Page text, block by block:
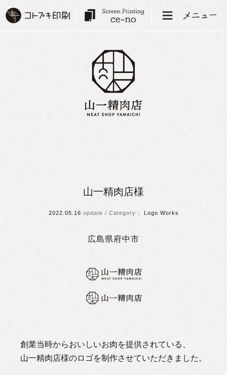
山一精肉店様
2022.05.16 Logo Works
広島県府中市
創業当時からおいしいお肉を提供されている、
山一精肉店様のロゴを制作させていただきました。